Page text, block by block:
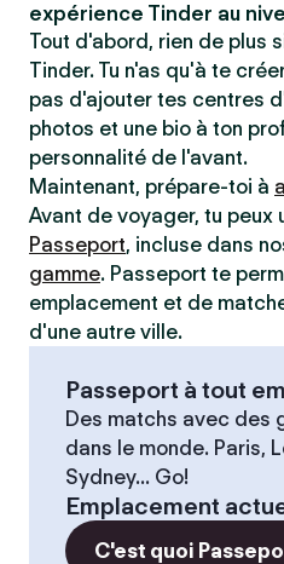
expérience Tinder au
Tout d'abord, rien de plus
Tinder. Tu n'as qu'à te
pas d'ajouter tes centres
photos et une bio à ton
personnalité de l'avant.
Maintenant, prépare-toi à
Avant de voyager, tu peux
Passeport, incluse dans
gamme. Passeport te
emplacement et de
d'une autre ville.
Passeport à tout
Des matchs avec des
dans le monde. Paris,
Sydney... Go!
Emplacement
C'est quoi